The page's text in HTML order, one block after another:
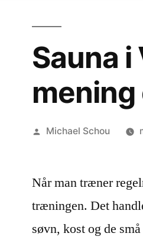
Sauna
Michael Schou
Når man træner
træningen. Det
søvn, kost og de